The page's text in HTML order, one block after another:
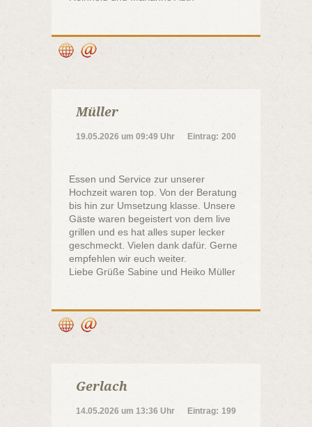
Müller
19.05.2026 um 09:49 Uhr Eintrag: 200
Essen und Service zur unserer
Hochzeit waren top. Von der Beratung
bis hin zur Umsetzung klasse. Unsere
Gäste waren begeistert von dem live
grillen und es hat alles super lecker
geschmeckt. Vielen dank dafür. Gerne
empfehlen wir euch weiter.
Liebe Grüße Sabine und Heiko Müller
Gerlach
14.05.2026 um 13:36 Uhr Eintrag: 199